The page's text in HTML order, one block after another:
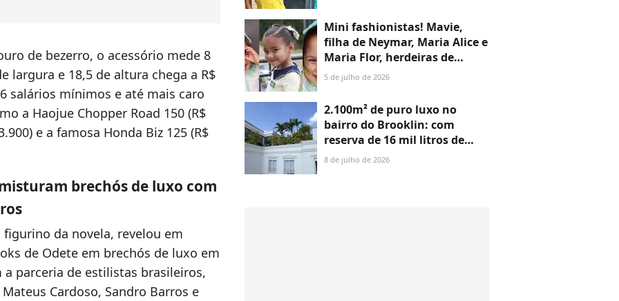
de bezerro, o acessório mede 8
largura e 18,5 de altura chega a R$
salários mínimos e até mais caro
a Haojue Chopper Road 150 (R$
e a famosa Honda Biz 125 (R$
brechós de luxo com
da novela, revelou em
de Odete em brechós de luxo em
parceria de estilistas brasileiros,
Cardoso, Sandro Barros e
inusitada
Mini fashionistas! Mavie,
filha de Neymar, Maria Alice e
Maria Flor, herdeiras de
Virgínia, roubam a cena com
pelo Brasil na Copa
5 de julho de 2026
2.100m² de puro luxo no
bairro do Brooklin: com
reserva de 16 mil litros de
água para uso nos jardins e
8 de julho de 2026